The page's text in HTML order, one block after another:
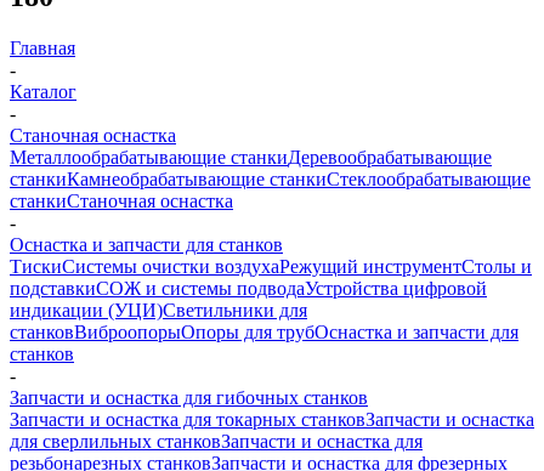
Главная
-
Каталог
-
Станочная оснастка
Металлообрабатывающие станкиДеревообрабатывающие
станкиКамнеобрабатывающие станкиСтеклообрабатывающие
станкиСтаночная оснастка
-
Оснастка и запчасти для станков
ТискиСистемы очистки воздухаРежущий инструментСтолы и
подставкиСОЖ и системы подводаУстройства цифровой
индикации (УЦИ)Светильники для
станковВиброопорыОпоры для трубОснастка и запчасти для
станков
-
Запчасти и оснастка для гибочных станков
Запчасти и оснастка для токарных станковЗапчасти и оснастка
для сверлильных станковЗапчасти и оснастка для
резьбонарезных станковЗапчасти и оснастка для фрезерных